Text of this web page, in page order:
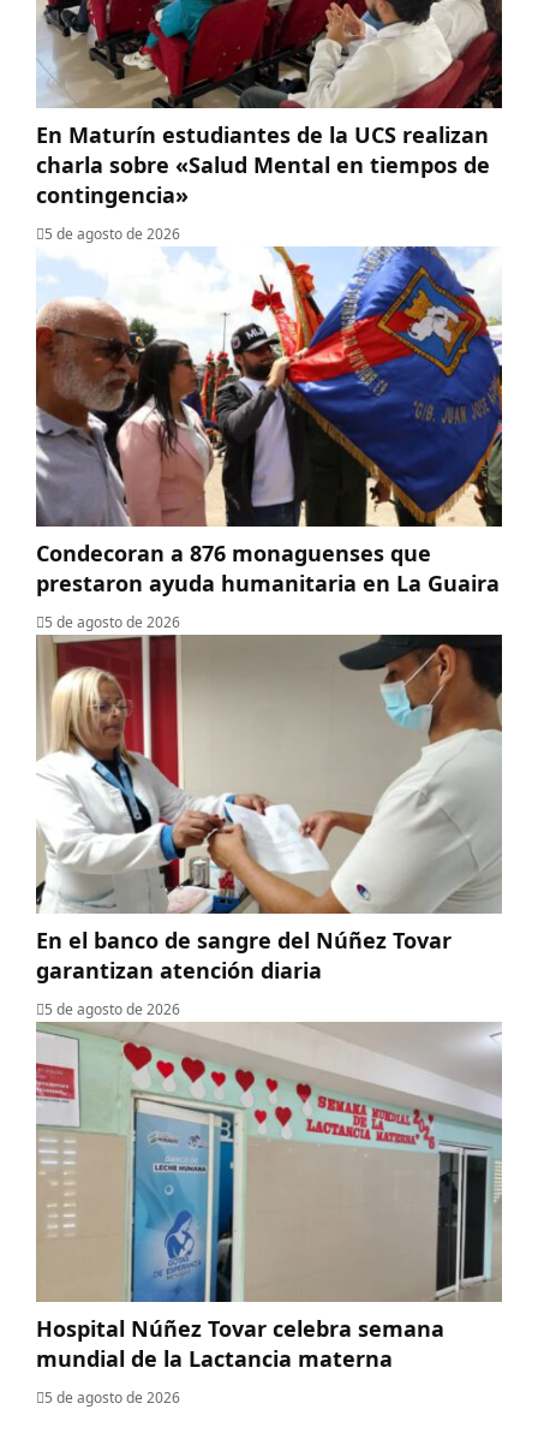
En Maturín estudiantes de la UCS realizan
charla sobre «Salud Mental en tiempos de
contingencia»
5 de agosto de 2026
Condecoran a 876 monaguenses que
prestaron ayuda humanitaria en La Guaira
5 de agosto de 2026
En el banco de sangre del Núñez Tovar
garantizan atención diaria
5 de agosto de 2026
Hospital Núñez Tovar celebra semana
mundial de la Lactancia materna
5 de agosto de 2026